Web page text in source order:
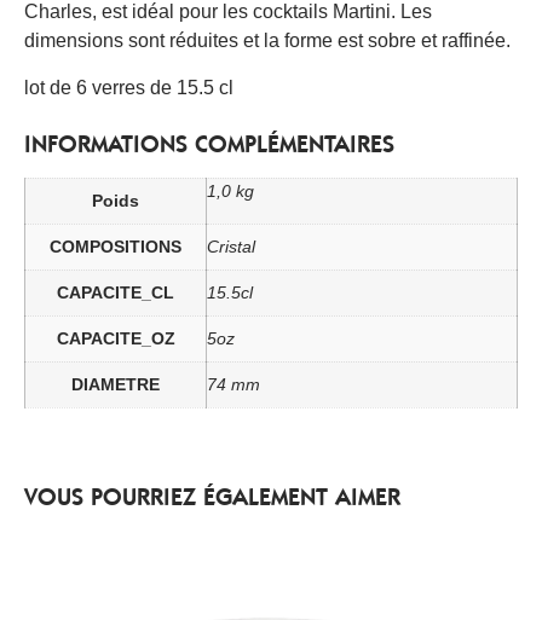
Charles, est idéal pour les cocktails Martini. Les
dimensions sont réduites et la forme est sobre et raffinée.
lot de 6 verres de 15.5 cl
INFORMATIONS COMPLÉMENTAIRES
Poids 1,0 kg
COMPOSITIONS Cristal
CAPACITE_CL 15.5cl
CAPACITE_OZ 5oz
DIAMETRE 74 mm
VOUS POURRIEZ ÉGALEMENT AIMER